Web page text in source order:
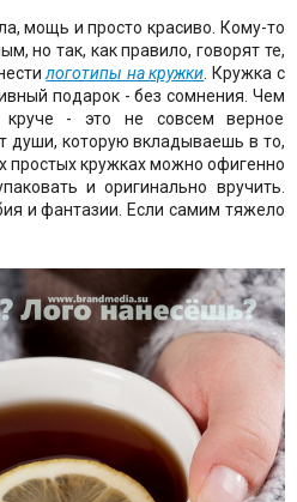
мощь и просто красиво. Кому-то
но так, как правило, говорят те,
логотипы на кружки . Кружка с
подарок - без сомнения. Чем
- это не совсем верное
души, которую вкладываешь в то,
кружках можно офигенно
и оригинально вручить.
и фантазии. Если самим тяжело